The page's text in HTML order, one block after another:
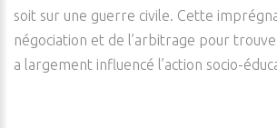
soit sur une guerre civile. Cette
négociation et de l’arbitrage pour
a largement influencé l’action socio-